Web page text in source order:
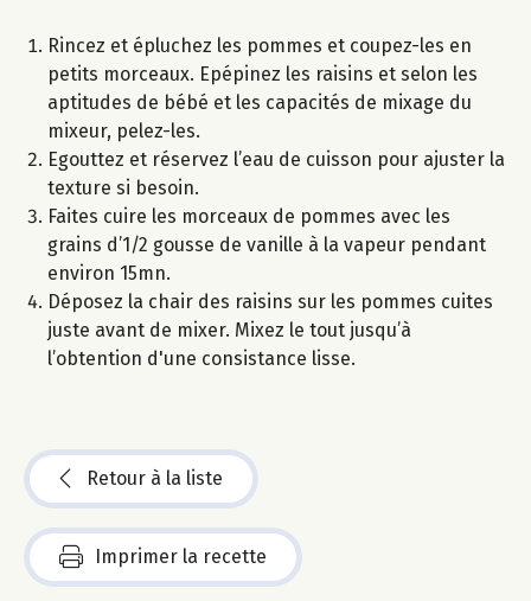
Rincez et épluchez les pommes et coupez-les en
petits morceaux. Epépinez les raisins et selon les
aptitudes de bébé et les capacités de mixage du
mixeur, pelez-les.
Egouttez et réservez l’eau de cuisson pour ajuster la
texture si besoin.
Faites cuire les morceaux de pommes avec les
grains d’1/2 gousse de vanille à la vapeur pendant
environ 15mn.
Déposez la chair des raisins sur les pommes cuites
juste avant de mixer. Mixez le tout jusqu’à
l’obtention d'une consistance lisse.
Retour à la liste
Imprimer la recette